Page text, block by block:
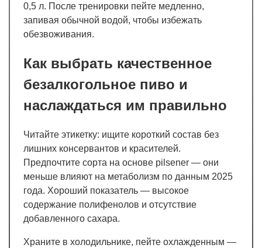
0,5 л. После тренировки пейте медленно,
запивая обычной водой, чтобы избежать
обезвоживания.
Как выбрать качественное
безалкогольное пиво и
наслаждаться им правильно
Читайте этикетку: ищите короткий состав без
лишних консервантов и красителей.
Предпочтите сорта на основе pilsener — они
меньше влияют на метаболизм по данным 2025
года. Хороший показатель — высокое
содержание полифенолов и отсутствие
добавленного сахара.
Храните в холодильнике, пейте охлажденным —